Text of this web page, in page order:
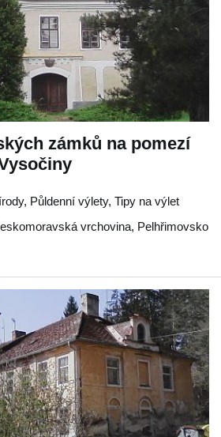
zámků na pomezí
Půldenní výlety, Tipy na výlet
vrchovina, Pelhřimovsko